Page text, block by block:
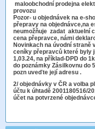
maloobchodní prodejna
Pozor- u objednávek na e-
přepravy na objednávce,na
neumožňuje zadat aktuelní
cena přepravce, námi
Novinkach na úvodní straně
ceníky přepravců které byly
1,03.24, na příklad-DPD do
do poznámky Zásilkovnu do
pozn uveďte její adresu .
2/ objednávky v ČR a volba
účtu k úhtadě 2001180516/
účet na potvrzené